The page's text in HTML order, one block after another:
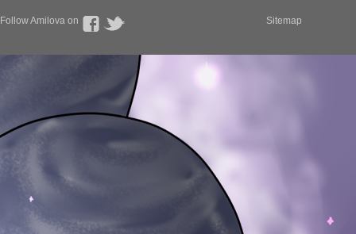
Follow Amilova on Sitemap